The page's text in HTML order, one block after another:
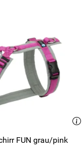
FUN grau/pink